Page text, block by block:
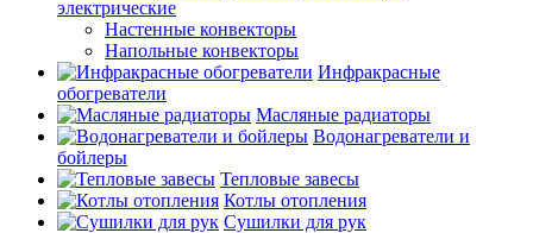
электрические
Настенные конвекторы
Напольные конвекторы
Инфракрасные
обогреватели
Масляные радиаторы
Водонагреватели и
бойлеры
Тепловые завесы
Котлы отопления
Сушилки для рук